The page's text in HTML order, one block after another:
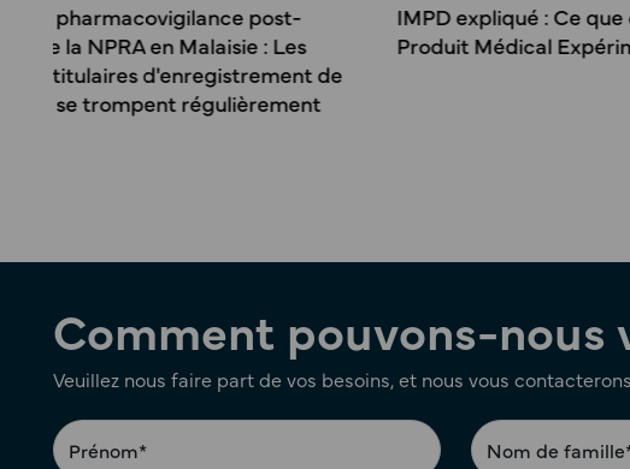
IMPD expliqué : Ce que contient un dossier de
Produit Médical Expérimental
Guide
Comment pouvons-nous
Veuillez nous faire part de vos besoins, et nous vous